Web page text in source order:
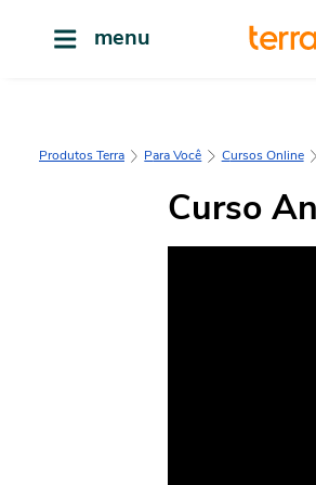
menu
Produtos Terra Para Você Cursos Online
Curso